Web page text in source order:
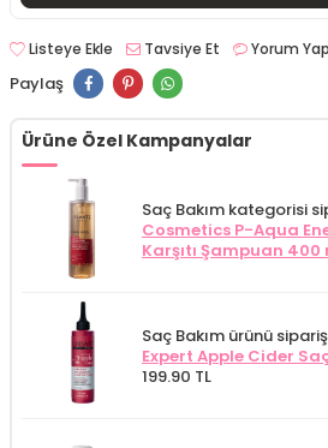
Listeye Ekle Tavsiye Et Yorum Yap
Paylaş
Ürüne Özel Kampanyalar
Saç Bakım kategorisi
Cosmetics P-Aqua
Karşıtı Şampuan 400
Saç Bakım ürünü
Expert Apple Cider
199.90 TL